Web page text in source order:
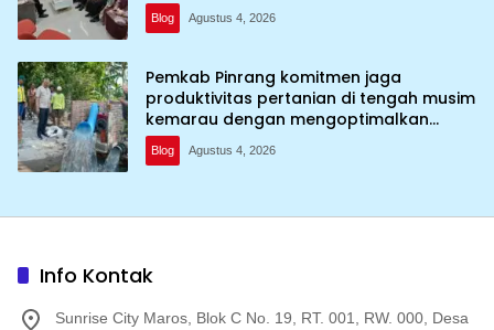
Blog Agustus 4, 2026
Pemkab Pinrang komitmen jaga
produktivitas pertanian di tengah musim
kemarau dengan mengoptimalkan
program Irigasi perpompaan (Irpom)
Blog Agustus 4, 2026
Info Kontak
Sunrise City Maros, Blok C No. 19, RT. 001, RW. 000, Desa